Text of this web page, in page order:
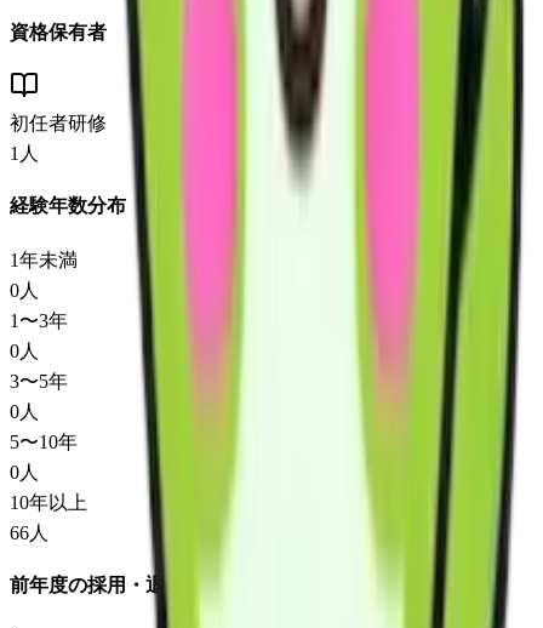
資格保有者
初任者研修
1 人
経験年数分布
1年未満
0人
1〜3年
0人
3〜5年
0人
5〜10年
0人
10年以上
66人
前年度の採用・退職